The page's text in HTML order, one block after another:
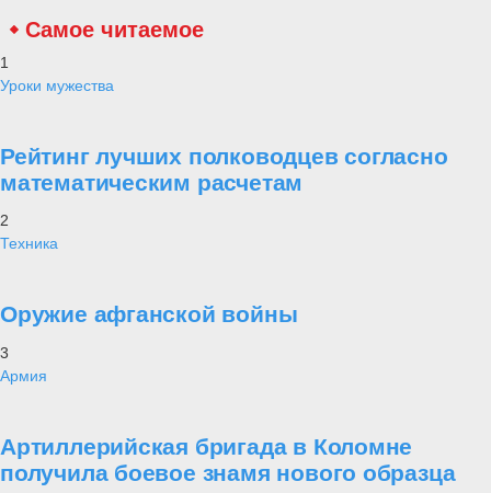
Самое читаемое
1
Уроки мужества
Рейтинг лучших полководцев согласно
математическим расчетам
2
Техника
Оружие афганской войны
3
Армия
Артиллерийская бригада в Коломне
получила боевое знамя нового образца